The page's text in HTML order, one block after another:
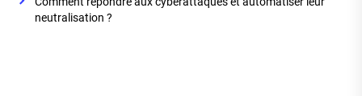
neutralisation ?